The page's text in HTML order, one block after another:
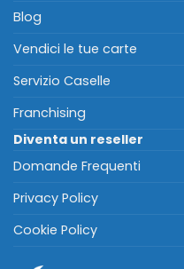
Blog
Vendici le tue carte
Servizio Caselle
Franchising
Diventa un reseller
Domande Frequenti
Privacy Policy
Cookie Policy